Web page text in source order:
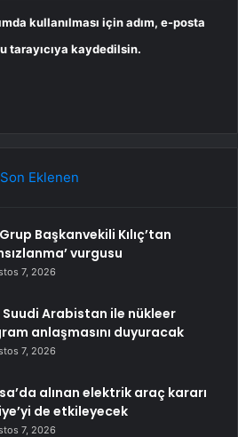
kullanılması için adım, e-posta
tarayıcıya kaydedilsin.
Son Eklenen
Başkanvekili Kılıç’tan
vurgusu
7, 2026
Suudi Arabistan ile nükleer
anlaşmasını duyuracak
7, 2026
alınan elektrik araç kararı
de etkileyecek
7, 2026